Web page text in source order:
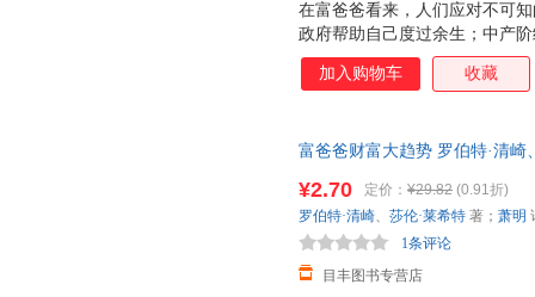
在富爸爸看来，人们应对不可
政府帮助自己度过余生；中产
划等，甚至把未来的财务保障
金流的资产，让钱为自己工作
明辨优劣资产，巧妙防范金融
务状况，还是想保护自己的财
富大趋势（财商教育版）》中
成为掌控未来的财务高
加入购物车 收藏
富爸爸财富大趋势 罗伯特·清
¥2.70 定价： ¥29.82 (0.91折)
目丰图书专营店
1条评论
罗伯特·清崎、 莎伦·莱希特 著； 萧明